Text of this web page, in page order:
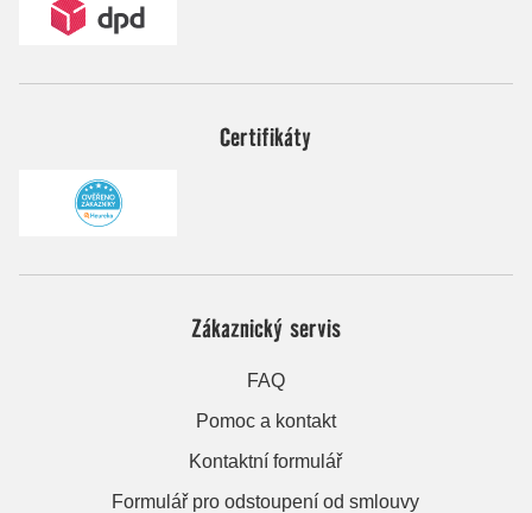
Certifikáty
Zákaznický servis
FAQ
Pomoc a kontakt
Kontaktní formulář
Formulář pro odstoupení od smlouvy